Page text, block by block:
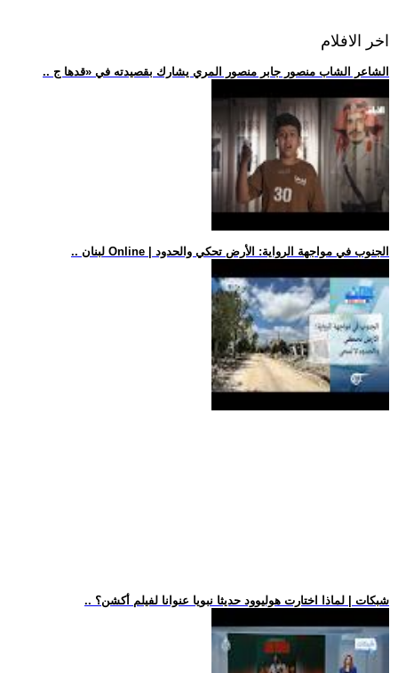
اخر الافلام
.. الشاعر الشاب منصور جابر منصور المري يشارك بقصيدته في «قدها ج
.. لبنان Online | الجنوب في مواجهة الرواية: الأرض تحكي والحدود
.. شبكات | لماذا اختارت هوليوود حديثا نبويا عنوانا لفيلم أكشن؟